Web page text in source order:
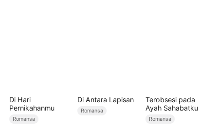
Di Hari
Pernikahanmu
Romansa
Di Antara Lapisan
Romansa
Terobsesi pada
Ayah Sahabatku
Romansa